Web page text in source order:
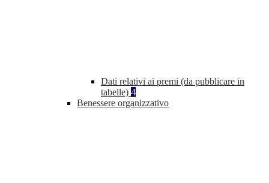
Dati relativi ai premi (da pubblicare in
tabelle) 4
Benessere organizzativo